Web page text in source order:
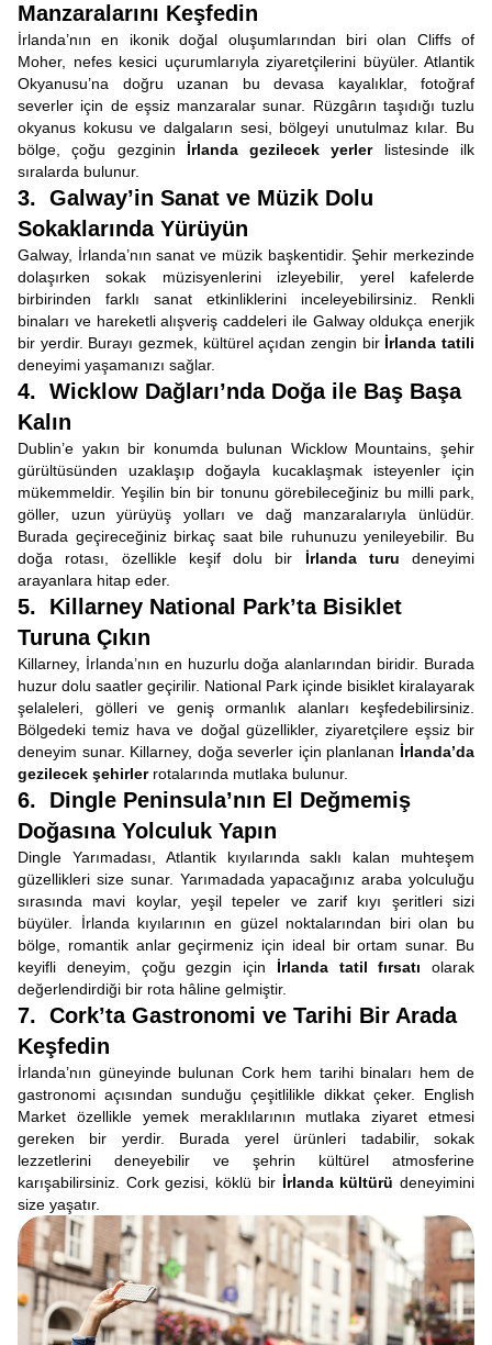
Manzaralarını Keşfedin
İrlanda’nın en ikonik doğal oluşumlarından biri olan Cliffs of
Moher, nefes kesici uçurumlarıyla ziyaretçilerini büyüler. Atlantik
Okyanusu’na doğru uzanan bu devasa kayalıklar, fotoğraf
severler için de eşsiz manzaralar sunar. Rüzgârın taşıdığı tuzlu
okyanus kokusu ve dalgaların sesi, bölgeyi unutulmaz kılar. Bu
bölge, çoğu gezginin İrlanda gezilecek yerlerlistesinde ilk
sıralarda bulunur.
3. Galway’in Sanat ve Müzik Dolu
Sokaklarında Yürüyün
Galway, İrlanda’nın sanat ve müzik başkentidir. Şehir merkezinde
dolaşırken sokak müzisyenlerini izleyebilir, yerel kafelerde
birbirinden farklı sanat etkinliklerini inceleyebilirsiniz. Renkli
binaları ve hareketli alışveriş caddeleri ile Galway oldukça enerjik
bir yerdir. Burayı gezmek, kültürel açıdan zengin bir İrlanda tatili
deneyimi yaşamanızı sağlar.
4. Wicklow Dağları’nda Doğa ile Baş Başa
Kalın
Dublin’e yakın bir konumda bulunan Wicklow Mountains, şehir
gürültüsünden uzaklaşıp doğayla kucaklaşmak isteyenler için
mükemmeldir. Yeşilin bin bir tonunu görebileceğiniz bu milli park,
göller, uzun yürüyüş yolları ve dağ manzaralarıyla ünlüdür.
Burada geçireceğiniz birkaç saat bile ruhunuzu yenileyebilir. Bu
doğa rotası, özellikle keşif dolu bir İrlanda turu deneyimi
arayanlara hitap eder.
5. Killarney National Park’ta Bisiklet
Turuna Çıkın
Killarney, İrlanda’nın en huzurlu doğa alanlarından biridir. Burada
huzur dolu saatler geçirilir. National Park içinde bisiklet kiralayarak
şelaleleri, gölleri ve geniş ormanlık alanları keşfedebilirsiniz.
Bölgedeki temiz hava ve doğal güzellikler, ziyaretçilere eşsiz bir
deneyim sunar. Killarney, doğa severler için planlanan İrlanda’da
gezilecek şehirlerrotalarında mutlaka bulunur.
6. Dingle Peninsula’nın El Değmemiş
Doğasına Yolculuk Yapın
Dingle Yarımadası, Atlantik kıyılarında saklı kalan muhteşem
güzellikleri size sunar. Yarımadada yapacağınız araba yolculuğu
sırasında mavi koylar, yeşil tepeler ve zarif kıyı şeritleri sizi
büyüler. İrlanda kıyılarının en güzel noktalarından biri olan bu
bölge, romantik anlar geçirmeniz için ideal bir ortam sunar. Bu
keyifli deneyim, çoğu gezgin için İrlanda tatil fırsatı olarak
değerlendirdiği bir rota hâline gelmiştir.
7. Cork’ta Gastronomi ve Tarihi Bir Arada
Keşfedin
İrlanda’nın güneyinde bulunan Cork hem tarihi binaları hem de
gastronomi açısından sunduğu çeşitlilikle dikkat çeker. English
Market özellikle yemek meraklılarının mutlaka ziyaret etmesi
gereken bir yerdir. Burada yerel ürünleri tadabilir, sokak
lezzetlerini deneyebilir ve şehrin kültürel atmosferine
karışabilirsiniz. Cork gezisi, köklü bir İrlanda kültürü deneyimini
size yaşatır.